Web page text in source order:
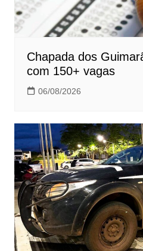
Chapada dos
com 150+ vagas
06/08/2026